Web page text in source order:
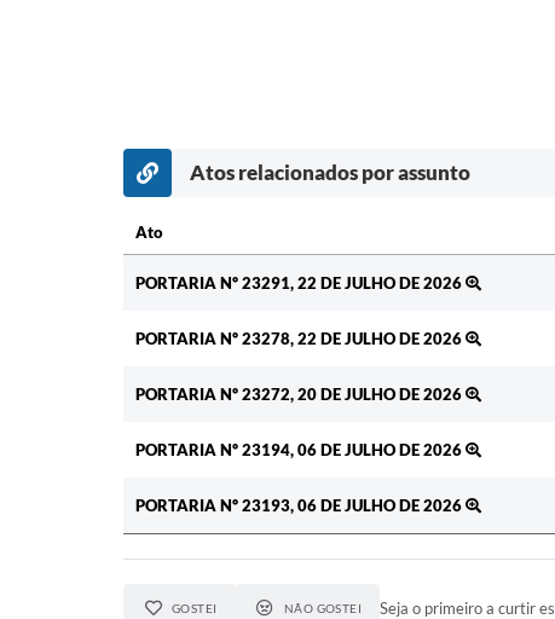
Atos relacionados por assunto
Ato
PORTARIA Nº 23291, 22 DE JULHO DE 2026
PORTARIA Nº 23278, 22 DE JULHO DE 2026
PORTARIA Nº 23272, 20 DE JULHO DE 2026
PORTARIA Nº 23194, 06 DE JULHO DE 2026
PORTARIA Nº 23193, 06 DE JULHO DE 2026
GOSTEI NÃO GOSTEI Seja o primeiro a curtir